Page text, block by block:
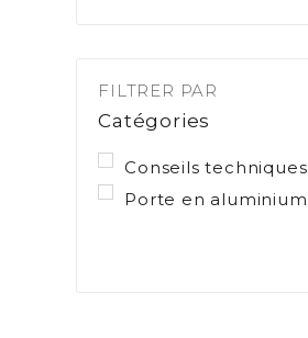
FILTRER PAR
Catégories
Conseils techniques
Porte en aluminium